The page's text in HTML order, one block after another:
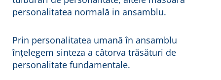
personalitatea normală in ansamblu.
Prin personalitatea umană în ansamblu
înțelegem sinteza a câtorva trăsături de
personalitate fundamentale.